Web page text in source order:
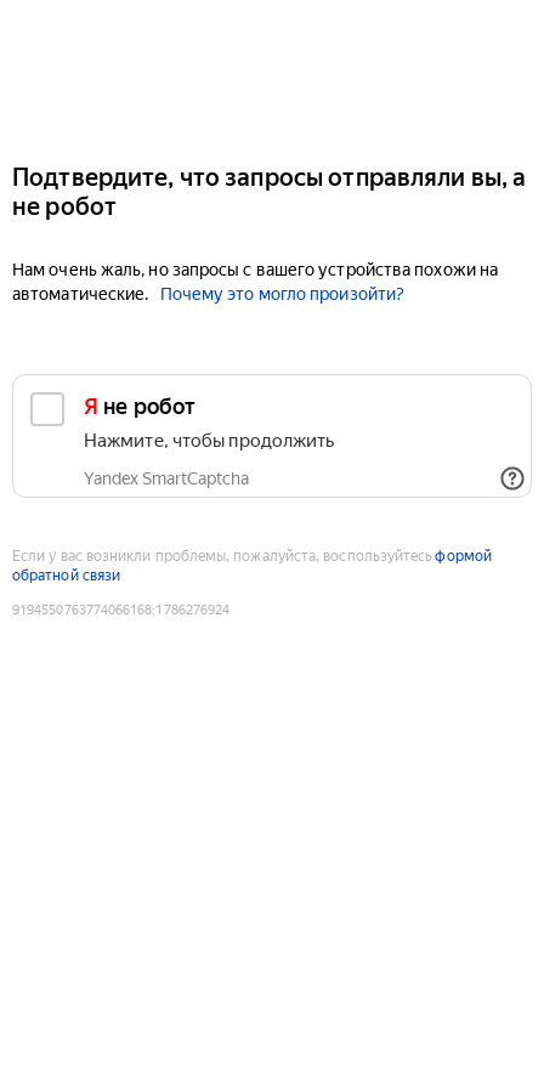
Подтвердите, что запросы отправляли вы, а
не робот
Нам очень жаль, но запросы с вашего устройства похожи на
автоматические.
Почему это могло произойти?
Я не робот
Нажмите, чтобы продолжить
Yandex SmartCaptcha
Если у вас возникли проблемы, пожалуйста, воспользуйтесьформой
обратной связи
9194550763774066168:1786276924